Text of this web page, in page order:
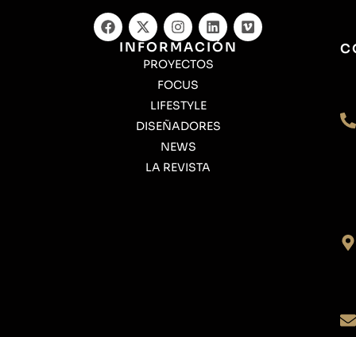
INFORMACIÓN
PROYECTOS
FOCUS
LIFESTYLE
DISEÑADORES
NEWS
LA REVISTA